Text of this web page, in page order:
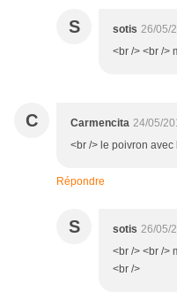
S sotis 26/05/
<br /> <br />
C Carmencita 24/05/
<br /> le poivron
Répondre
S sotis 26/05/
<br /> <br />
<br />